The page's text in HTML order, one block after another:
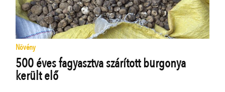
Növény
500 éves fagyasztva szárított burgonya
került elő